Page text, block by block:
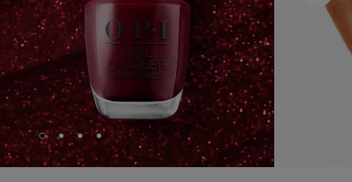
Skip to slide
Skip to slide 2
Skip to slide3
Skip to slide 4